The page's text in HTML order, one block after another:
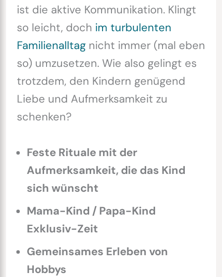
ist die aktive Kommunikation. Klingt
so leicht, doch im turbulenten
Familienalltagnicht immer (mal eben
so) umzusetzen. Wie also gelingt es
trotzdem, den Kindern genügend
Liebe und Aufmerksamkeit zu
schenken?
Feste Rituale mit der
Aufmerksamkeit, die das Kind
sich wünscht
Mama-Kind / Papa-Kind
Exklusiv-Zeit
Gemeinsames Erleben von
Hobbys